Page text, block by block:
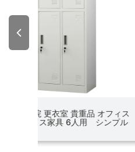
オフィスロッカー オ
事務所 会社 病院 更